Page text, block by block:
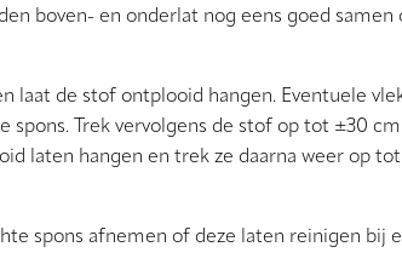
boven- en onderlat nog eens goed
de stof ontplooid hangen. Eventuele
Trek vervolgens de stof op tot ±30
laten hangen en trek ze daarna weer op
spons afnemen of deze laten reinigen bij